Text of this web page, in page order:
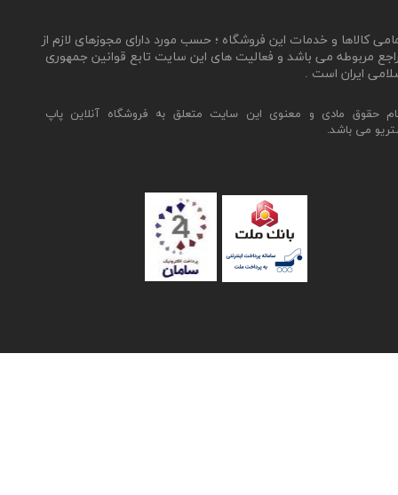
حقوق مادی و معنوی این سایت متعلق به فروشگاه آنلاین پاپ
می باشد.
کالاها و خدمات این فروشگاه ؛ حسب مورد دارای مجوزهای لازم از
مربوطه می باشد و فعالیت های این سایت تابع قوانین جمهوری
ایران است .